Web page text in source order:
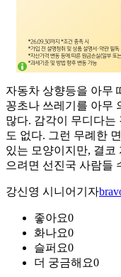
자동차 상향등을 아무
꽁초나 쓰레기를 아무
많다. 감각이 무디다는
도 없다. 그런 무례한
있는 모양이지만, 결코
으려면 선진국 사람들
강신영 시니어기자
좋아요0
화나요0
슬퍼요0
더 궁금해요0